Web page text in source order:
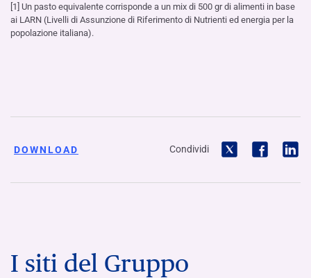
[1] Un pasto equivalente corrisponde a un mix di 500 gr di alimenti in base
ai LARN (Livelli di Assunzione di Riferimento di Nutrienti ed energia per la
popolazione italiana).
DOWNLOAD Condividi
I siti del Gruppo